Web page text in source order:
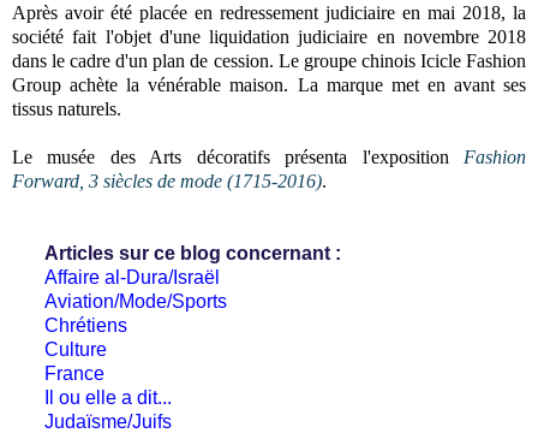
Après avoir été placée en redressement judiciaire en mai 2018, la
société fait l'objet d'une liquidation judiciaire en novembre 2018
dans le cadre d'un plan de cession. Le groupe chinois Icicle Fashion
Group achète la vénérable maison. La marque met en avant ses
tissus naturels.
Le musée des Arts décoratifs présenta l'exposition Fashion
Forward, 3 siècles de mode (1715-2016).
Articles sur ce blog concernant :
Affaire al-Dura/Israël
Aviation/Mode/Sports
Chrétiens
Culture
France
Il ou elle a dit...
Judaïsme/Juifs